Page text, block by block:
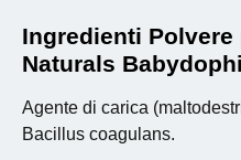
Ingredienti
Naturals
Agente di carica
Bacillus coagulans.